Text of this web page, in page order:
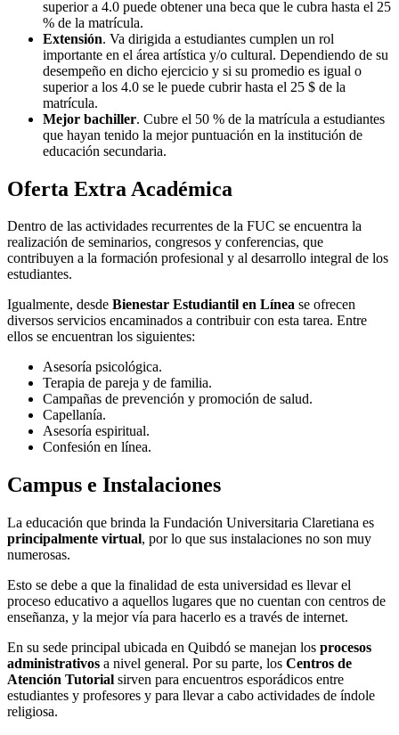
superior a 4.0 puede obtener una beca que le cubra hasta el 25
% de la matrícula.
Extensión. Va dirigida a estudiantes cumplen un rol
importante en el área artística y/o cultural. Dependiendo de su
desempeño en dicho ejercicio y si su promedio es igual o
superior a los 4.0 se le puede cubrir hasta el 25 $ de la
matrícula.
Mejor bachiller. Cubre el 50 % de la matrícula a estudiantes
que hayan tenido la mejor puntuación en la institución de
educación secundaria.
Oferta Extra Académica
Dentro de las actividades recurrentes de la FUC se encuentra la
realización de seminarios, congresos y conferencias, que
contribuyen a la formación profesional y al desarrollo integral de los
estudiantes.
Igualmente, desde Bienestar Estudiantil en Línea se ofrecen
diversos servicios encaminados a contribuir con esta tarea. Entre
ellos se encuentran los siguientes:
Asesoría psicológica.
Terapia de pareja y de familia.
Campañas de prevención y promoción de salud.
Capellanía.
Asesoría espiritual.
Confesión en línea.
Campus e Instalaciones
La educación que brinda la Fundación Universitaria Claretiana es
principalmente virtual, por lo que sus instalaciones no son muy
numerosas.
Esto se debe a que la finalidad de esta universidad es llevar el
proceso educativo a aquellos lugares que no cuentan con centros de
enseñanza, y la mejor vía para hacerlo es a través de internet.
En su sede principal ubicada en Quibdó se manejan los procesos
administrativos a nivel general. Por su parte, los Centros de
Atención Tutorial sirven para encuentros esporádicos entre
estudiantes y profesores y para llevar a cabo actividades de índole
religiosa.